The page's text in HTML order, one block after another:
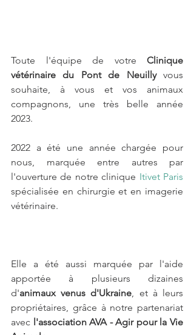
Toute l'équipe de votre Clinique
vétérinaire du Pont de Neuilly vous
souhaite, à vous et vos animaux
compagnons, une très belle année
2023.
2022 a été une année chargée pour
nous, marquée entre autres par
l'ouverture de notre clinique Itivet Paris
spécialisée en chirurgie et en imagerie
vétérinaire.
Elle a été aussi marquée par l'aide
apportée à plusieurs dizaines
d'animaux venus d'Ukraine, et à leurs
propriétaires, grâce à notre partenariat
avec l'association AVA - Agir pour la Vie